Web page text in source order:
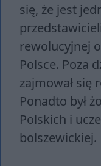
się, że jest
rewolucyjnej
Polsce. Poza
zajmował się
Ponadto był
Polskich i
bolszewickiej.